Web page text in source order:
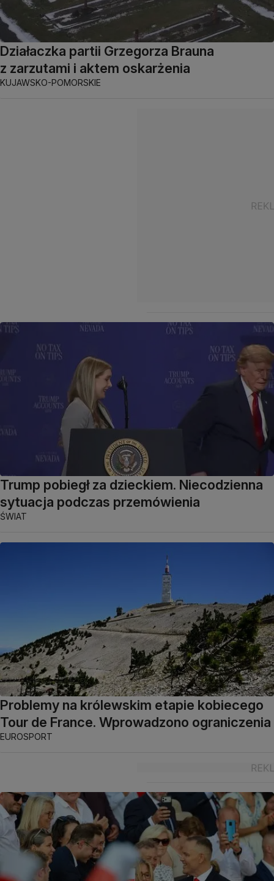
Działaczka partii Grzegorza Brauna
z zarzutami i aktem oskarżenia
KUJAWSKO-POMORSKIE
Trump pobiegł za dzieckiem. Niecodzienna
sytuacja podczas przemówienia
ŚWIAT
Problemy na królewskim etapie kobiecego
Tour de France. Wprowadzono ograniczenia
EUROSPORT